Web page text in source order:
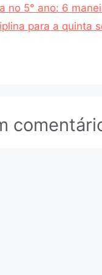
no 5° ano: 6
para a quinta